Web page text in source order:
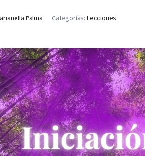
Palma Categorías: Lecciones